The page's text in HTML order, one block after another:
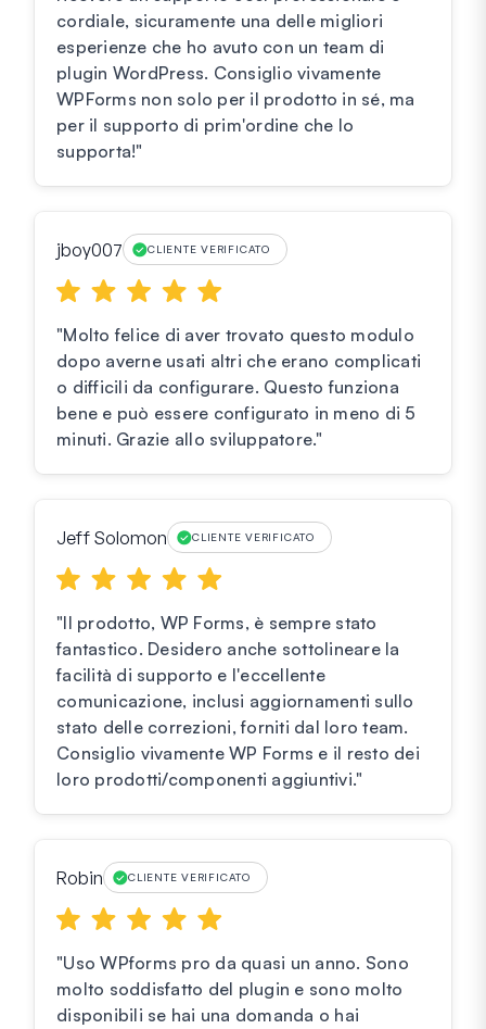
cordiale, sicuramente una delle migliori
esperienze che ho avuto con un team di
plugin WordPress. Consiglio vivamente
WPForms non solo per il prodotto in sé, ma
per il supporto di prim'ordine che lo
supporta!"
jboy007 CLIENTE VERIFICATO
"Molto felice di aver trovato questo modulo
dopo averne usati altri che erano complicati
o difficili da configurare. Questo funziona
bene e può essere configurato in meno di 5
minuti. Grazie allo sviluppatore."
Jeff Solomon CLIENTE VERIFICATO
"Il prodotto, WP Forms, è sempre stato
fantastico. Desidero anche sottolineare la
facilità di supporto e l'eccellente
comunicazione, inclusi aggiornamenti sullo
stato delle correzioni, forniti dal loro team.
Consiglio vivamente WP Forms e il resto dei
loro prodotti/componenti aggiuntivi."
Robin CLIENTE VERIFICATO
"Uso WPforms pro da quasi un anno. Sono
molto soddisfatto del plugin e sono molto
disponibili se hai una domanda o hai